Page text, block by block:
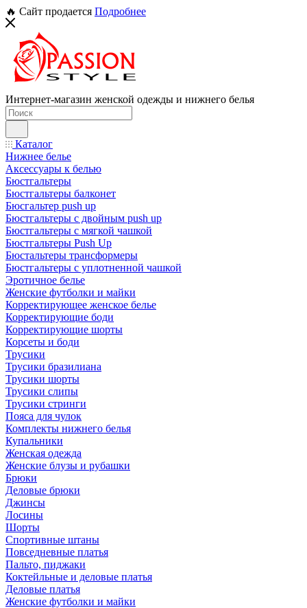
🔥 Сайт продается Подробнее
Интернет-магазин женской одежды и нижнего белья
Каталог
Нижнее белье
Аксессуары к белью
Бюстгальтеры
Бюстгальтеры балконет
Бюсгальтер push up
Бюстгальтеры с двойным push up
Бюстгальтеры с мягкой чашкой
Бюстгальтеры Push Up
Бюстальтеры трансформеры
Бюстгальтеры с уплотненной чашкой
Эротичное белье
Женские футболки и майки
Корректирующее женское белье
Корректирующие боди
Корректирующие шорты
Корсеты и боди
Трусики
Трусики бразилиана
Трусики шорты
Трусики слипы
Трусики стринги
Пояса для чулок
Комплекты нижнего белья
Купальники
Женская одежда
Женские блузы и рубашки
Брюки
Деловые брюки
Джинсы
Лосины
Шорты
Спортивные штаны
Повседневные платья
Пальто, пиджаки
Коктейльные и деловые платья
Деловые платья
Женские футболки и майки